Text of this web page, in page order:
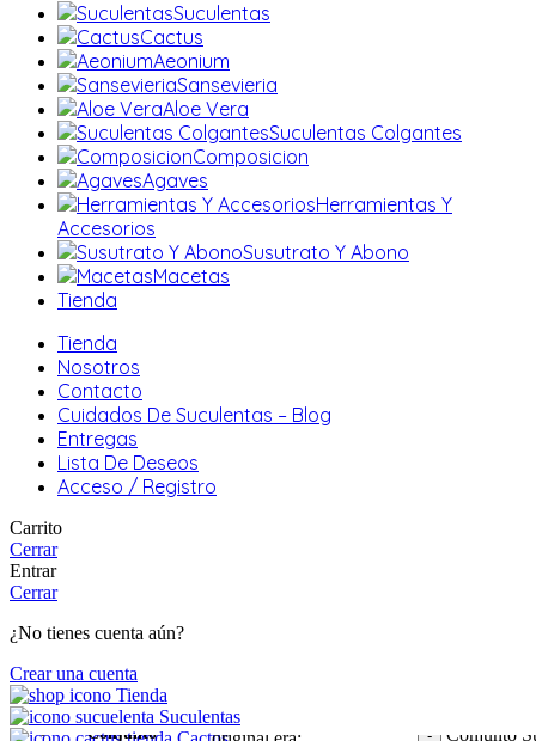
Suculentas
Cactus
Aeonium
Sansevieria
Aloe Vera
Suculentas Colgantes
Composicion
Agaves
Herramientas Y
Accesorios
Susutrato Y Abono
Macetas
Tienda
Tienda
Nosotros
Contacto
Cuidados De Suculentas – Blog
Entregas
Lista De Deseos
Acceso / Registro
Carrito
Cerrar
Entrar
Cerrar
¿No tienes cuenta aún?
Crear una cuenta
Conjunto
19,90€ El precio
Conjunto
Tienda
Suculentas